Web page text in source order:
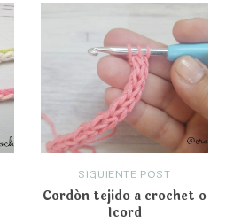
SIGUIENTE POST
Cordón tejido a crochet o
Icord